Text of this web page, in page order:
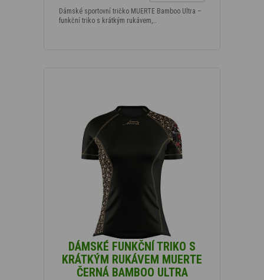
Dámské sportovní tričko MUERTE Bamboo Ultra –
funkční triko s krátkým rukávem,…
DÁMSKÉ FUNKČNÍ TRIKO S
KRÁTKÝM RUKÁVEM MUERTE
ČERNÁ BAMBOO ULTRA